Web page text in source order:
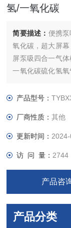
氢/一氧化碳
简要描述： 便携
氧化碳，超大屏
屏泵吸四合一气
一氧化碳硫化氢
产品型号：
厂商性质：其他
更新时间：
访 问 量： 2744
产品咨
产品分类